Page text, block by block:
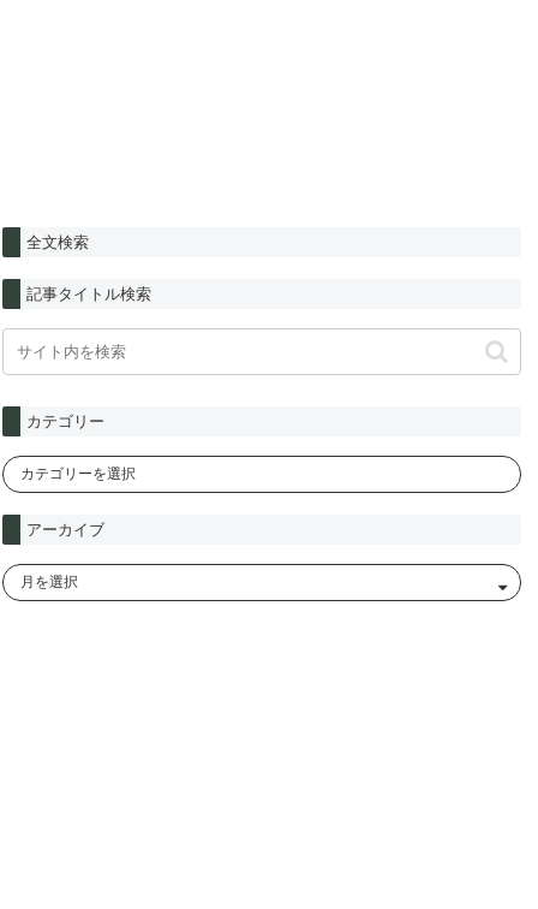
全文検索
記事タイトル検索
カテゴリー
アーカイブ